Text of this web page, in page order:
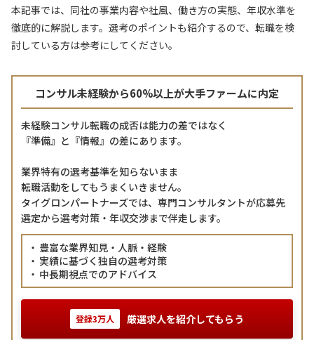
本記事では、同社の事業内容や社風、働き方の実態、年収水準を
徹底的に解説します。選考のポイントも紹介するので、転職を検
討している方は参考にしてください。
コンサル未経験から60%以上が大手ファームに内定
未経験コンサル転職の成否は能力の差ではなく
『準備』と『情報』の差にあります。
業界特有の選考基準を知らないまま
転職活動をしてもうまくいきません。
タイグロンパートナーズでは、専門コンサルタントが応募先
選定から選考対策・年収交渉まで伴走します。
豊富な業界知見・人脈・経験
実績に基づく独自の選考対策
中長期視点でのアドバイス
登録3万人 厳選求人を紹介してもらう